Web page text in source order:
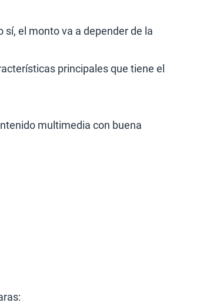
el monto va a depender de la
principales que tiene el
multimedia con buena